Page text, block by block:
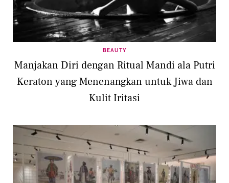
BEAUTY
Manjakan Diri dengan Ritual Mandi ala Putri
Keraton yang Menenangkan untuk Jiwa dan
Kulit Iritasi